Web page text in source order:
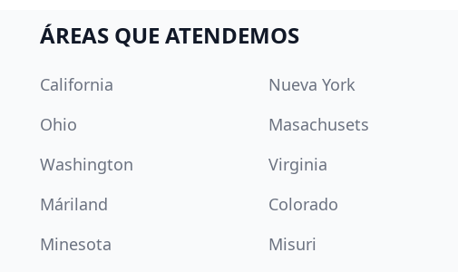
ÁREAS QUE ATENDEMOS
California Nueva York
Ohio
Masachusets
Washington
Virginia
Máriland
Colorado
Minesota
Misuri